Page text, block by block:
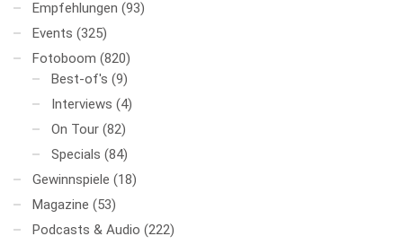
Empfehlungen (93)
Events (325)
Fotoboom (820)
Best-of's (9)
Interviews (4)
On Tour (82)
Specials (84)
Gewinnspiele (18)
Magazine (53)
Podcasts & Audio (222)